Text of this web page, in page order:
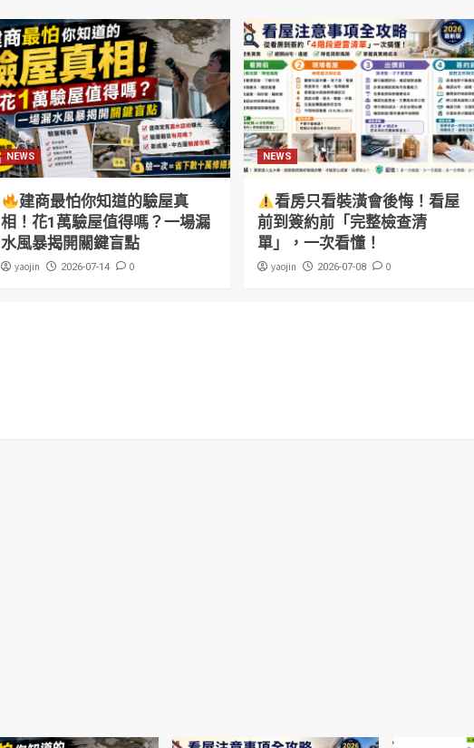
NEWS
建商最怕你知道的驗屋真
相！花1萬驗屋值得嗎？一場漏
水風暴揭開關鍵盲點
yaojin 2026-07-14 0
NEWS
看房只看裝潢會後悔！看屋
前到簽約前「完整檢查清
單」，一次看懂！
yaojin 2026-07-08 0